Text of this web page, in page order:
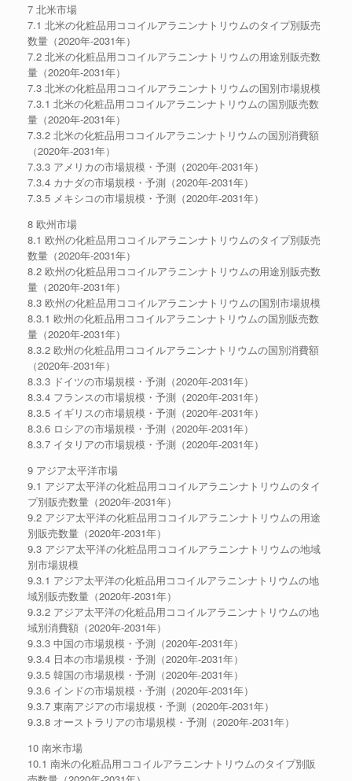
7 北米市場
7.1 北米の化粧品用ココイルアラニンナトリウムのタイプ別販売
数量（2020年-2031年）
7.2 北米の化粧品用ココイルアラニンナトリウムの用途別販売数
量（2020年-2031年）
7.3 北米の化粧品用ココイルアラニンナトリウムの国別市場規模
7.3.1 北米の化粧品用ココイルアラニンナトリウムの国別販売数
量（2020年-2031年）
7.3.2 北米の化粧品用ココイルアラニンナトリウムの国別消費額
（2020年-2031年）
7.3.3 アメリカの市場規模・予測（2020年-2031年）
7.3.4 カナダの市場規模・予測（2020年-2031年）
7.3.5 メキシコの市場規模・予測（2020年-2031年）
8 欧州市場
8.1 欧州の化粧品用ココイルアラニンナトリウムのタイプ別販売
数量（2020年-2031年）
8.2 欧州の化粧品用ココイルアラニンナトリウムの用途別販売数
量（2020年-2031年）
8.3 欧州の化粧品用ココイルアラニンナトリウムの国別市場規模
8.3.1 欧州の化粧品用ココイルアラニンナトリウムの国別販売数
量（2020年-2031年）
8.3.2 欧州の化粧品用ココイルアラニンナトリウムの国別消費額
（2020年-2031年）
8.3.3 ドイツの市場規模・予測（2020年-2031年）
8.3.4 フランスの市場規模・予測（2020年-2031年）
8.3.5 イギリスの市場規模・予測（2020年-2031年）
8.3.6 ロシアの市場規模・予測（2020年-2031年）
8.3.7 イタリアの市場規模・予測（2020年-2031年）
9 アジア太平洋市場
9.1 アジア太平洋の化粧品用ココイルアラニンナトリウムのタイ
プ別販売数量（2020年-2031年）
9.2 アジア太平洋の化粧品用ココイルアラニンナトリウムの用途
別販売数量（2020年-2031年）
9.3 アジア太平洋の化粧品用ココイルアラニンナトリウムの地域
別市場規模
9.3.1 アジア太平洋の化粧品用ココイルアラニンナトリウムの地
域別販売数量（2020年-2031年）
9.3.2 アジア太平洋の化粧品用ココイルアラニンナトリウムの地
域別消費額（2020年-2031年）
9.3.3 中国の市場規模・予測（2020年-2031年）
9.3.4 日本の市場規模・予測（2020年-2031年）
9.3.5 韓国の市場規模・予測（2020年-2031年）
9.3.6 インドの市場規模・予測（2020年-2031年）
9.3.7 東南アジアの市場規模・予測（2020年-2031年）
9.3.8 オーストラリアの市場規模・予測（2020年-2031年）
10 南米市場
10.1 南米の化粧品用ココイルアラニンナトリウムのタイプ別販